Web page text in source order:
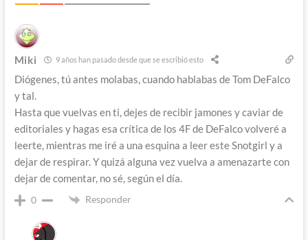
Miki 9 años han pasado desde que se escribió esto
Diógenes, tú antes molabas, cuando hablabas de Tom DeFalco
y tal.
Hasta que vuelvas en ti, dejes de recibir jamones y caviar de
editoriales y hagas esa crítica de los 4F de DeFalco volveré a
leerte, mientras me iré a una esquina a leer este Snotgirl y a
dejar de respirar. Y quizá alguna vez vuelva a amenazarte con
dejar de comentar, no sé, según el día.
0 Responder